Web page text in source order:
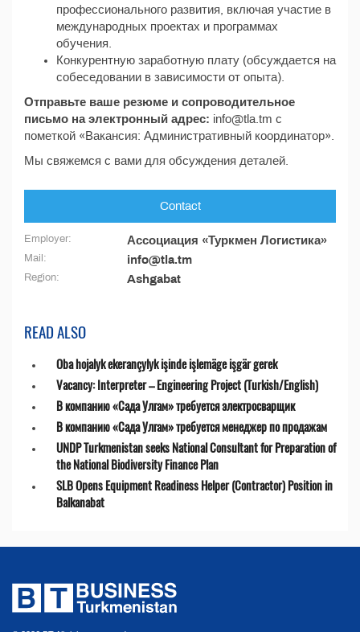
профессионального развития, включая участие в
международных проектах и программах
обучения.
Конкурентную заработную плату (обсуждается на
собеседовании в зависимости от опыта).
Отправьте ваше резюме и сопроводительное
письмо на электронный адрес: info@tla.tm с
пометкой «Вакансия: Административный координатор».
Мы свяжемся с вами для обсуждения деталей.
Contact
Employer: Ассоциация «Туркмен Логистика»
Mail: info@tla.tm
Region: Ashgabat
READ ALSO
Oba hojalyk ekerançylyk işinde işlemäge işgär gerek
Vacancy: Interpreter – Engineering Project (Turkish/English)
В компанию «Сада Улгам» требуется электросварщик
В компанию «Сада Улгам» требуется менеджер по продажам
UNDP Turkmenistan seeks National Consultant for Preparation of
the National Biodiversity Finance Plan
SLB Opens Equipment Readiness Helper (Contractor) Position in
Balkanabat